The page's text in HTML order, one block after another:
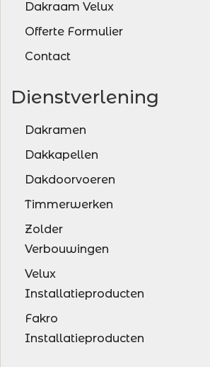
Dakraam Velux
Offerte Formulier
Contact
Dienstverlening
Dakramen
Dakkapellen
Dakdoorvoeren
Timmerwerken
Zolder
Verbouwingen
Velux
Installatieproducten
Fakro
Installatieproducten